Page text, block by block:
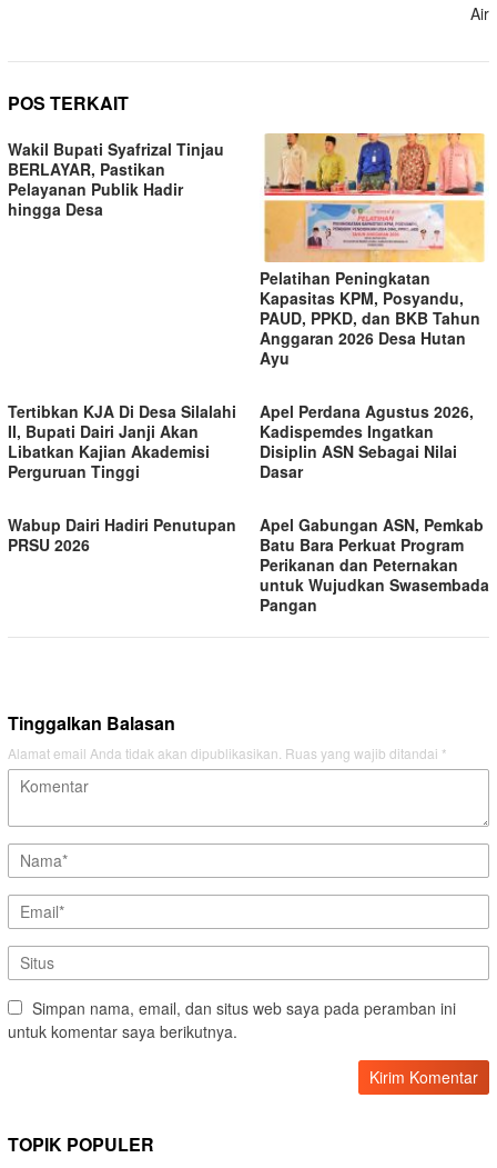
Air
POS TERKAIT
Wakil Bupati Syafrizal Tinjau
BERLAYAR, Pastikan
Pelayanan Publik Hadir
hingga Desa
Pelatihan Peningkatan
Kapasitas KPM, Posyandu,
PAUD, PPKD, dan BKB Tahun
Anggaran 2026 Desa Hutan
Ayu
Tertibkan KJA Di Desa Silalahi
II, Bupati Dairi Janji Akan
Libatkan Kajian Akademisi
Perguruan Tinggi
Apel Perdana Agustus 2026,
Kadispemdes Ingatkan
Disiplin ASN Sebagai Nilai
Dasar
Wabup Dairi Hadiri Penutupan
PRSU 2026
Apel Gabungan ASN, Pemkab
Batu Bara Perkuat Program
Perikanan dan Peternakan
untuk Wujudkan Swasembada
Pangan
Tinggalkan Balasan
Alamat email Anda tidak akan dipublikasikan. Ruas yang wajib ditandai *
Simpan nama, email, dan situs web saya pada peramban ini
untuk komentar saya berikutnya.
TOPIK POPULER